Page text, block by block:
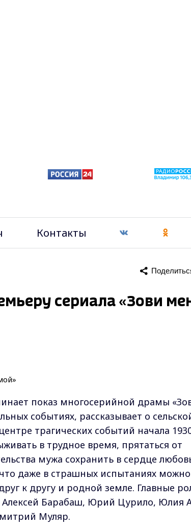
Контакты
сериала «Зови
показ многосерийной драмы
событиях, рассказывает о
трагических событий начала
в трудное время, прятаться от
мужа сохранить в сердце
даже в страшных испытаниях можно
к другу и родной земле. Главные
Барабаш, Юрий Цурило, Юлия
Муляр.